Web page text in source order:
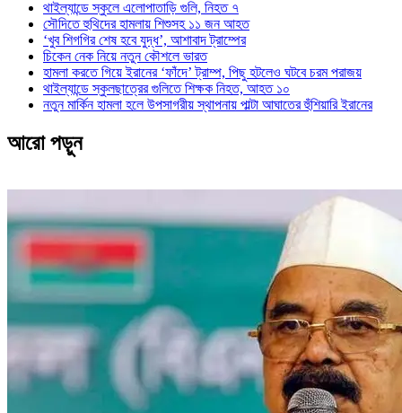
থাইল্যান্ডে স্কুলে এলোপাতাড়ি গুলি, নিহত ৭
সৌদিতে হুথিদের হামলায় শিশুসহ ১১ জন আহত
‘খুব শিগগির শেষ হবে যুদ্ধ’, আশাবাদ ট্রাম্পের
চিকেন নেক নিয়ে নতুন কৌশলে ভারত
হামলা করতে গিয়ে ইরানের ‘ফাঁদে’ ট্রাম্প, পিছু হটলেও ঘটবে চরম পরাজয়
থাইল্যান্ডে স্কুলছাত্রের গুলিতে শিক্ষক নিহত, আহত ১০
নতুন মার্কিন হামলা হলে উপসাগরীয় স্থাপনায় পাল্টা আঘাতের হুঁশিয়ারি ইরানের
আরো পড়ুন